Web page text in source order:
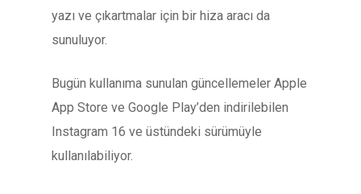
yazı ve çıkartmalar için bir hiza aracı da
sunuluyor.
Bugün kullanıma sunulan güncellemeler Apple
App Store ve Google Play’den indirilebilen
Instagram 16 ve üstündeki sürümüyle
kullanılabiliyor.